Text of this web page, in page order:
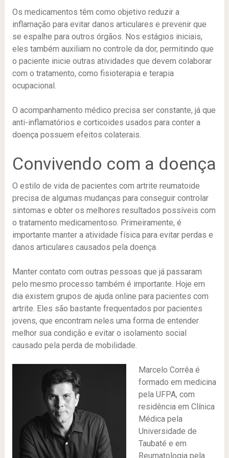
Os medicamentos têm como objetivo reduzir a
inflamação para evitar danos articulares e prevenir que
se espalhe para outros órgãos. Nos estágios iniciais,
eles também auxiliam no controle da dor, permitindo que
o paciente inicie outras atividades que devem colaborar
com o tratamento, como fisioterapia e terapia
ocupacional.
O acompanhamento médico precisa ser constante, já que
anti-inflamatórios e corticoides usados para conter a
doença possuem efeitos colaterais.
Convivendo com a doença
O estilo de vida de pacientes com artrite reumatoide
precisa de algumas mudanças para conseguir controlar
sintomas e obter os melhores resultados possíveis com
o tratamento medicamentoso. Primeiramente, é
importante manter a atividade física para evitar perdas e
danos articulares causados pela doença.
Manter contato com outras pessoas que já passaram
pelo mesmo processo também é importante. Hoje em
dia existem grupos de ajuda online para pacientes com
artrite. Eles são bastante frequentados por pacientes
jovens, que encontram neles uma forma de entender
melhor sua condição e evitar o isolamento social
causado pela perda de mobilidade.
Marcelo Corrêa é
formado em medicina
pela UFPA, com
residência em Clínica
Médica pela
Universidade de
Taubaté e em
Reumatologia pela